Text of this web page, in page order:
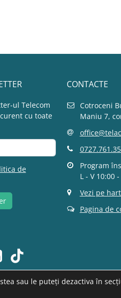
ul Telecom
cu toate
de
CONTACTE
Cotroceni
Maniu 7,
Program
L - V 10:00
Vezi pe
Pagina de
sau le puteți dezactiva în